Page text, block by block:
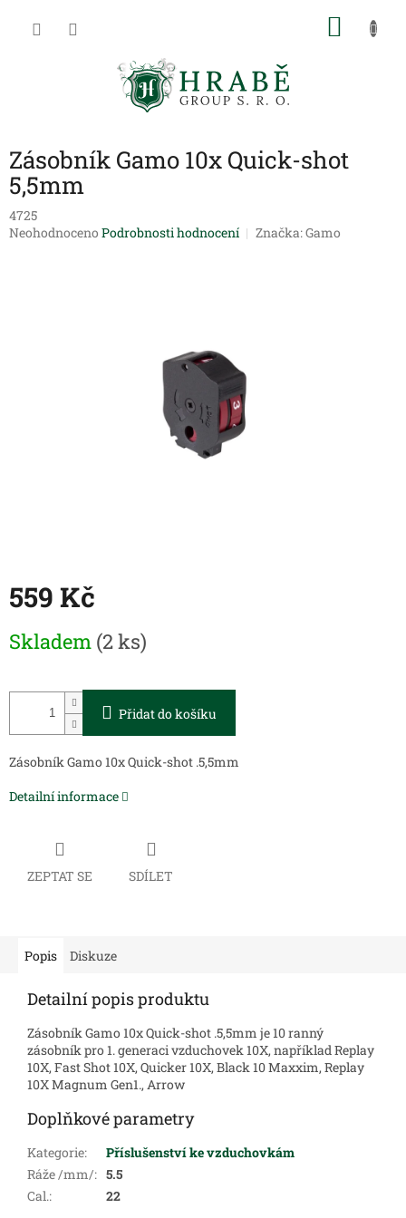
Zásobník Gamo 10x Quick-shot
5,5mm
4725
Průměrné
Neohodnoceno Podrobnosti hodnocení Značka:Gamo
559 Kč
cena:
Skladem (2 ks)
Přidat do košíku
Zásobník Gamo 10x Quick-shot .5,5mm
Detailní informace
ZEPTAT SE SDÍLET
Popis Diskuze
Detailní popis produktu
Zásobník Gamo 10x Quick-shot .5,5mm je 10 ranný
zásobník pro 1. generaci vzduchovek 10X, například Replay
10X, Fast Shot 10X, Quicker 10X, Black 10 Maxxim, Replay
10X Magnum Gen1., Arrow
Doplňkové parametry
Kategorie:
Příslušenství ke vzduchovkám
Ráže /mm/: 5.5
Cal.: 22